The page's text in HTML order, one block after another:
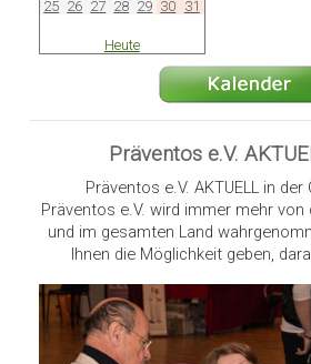
25 26 27 28 29 30 31
Heute
Präventos e.V.
Präventos e.V. AKTUELL in
Präventos e.V. wird immer mehr von
und im gesamten Land
Ihnen die Möglichkeit geben,